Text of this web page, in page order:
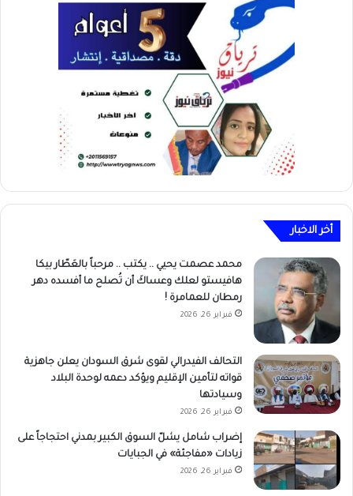
أخر الاخبار
محمد عصمت يحيي .. يكتب .. مرحباً بالعَطّار بيكا
هافيستو لعلك وعساكَ أن تُصلح ما أفسده دهر
رمطان للعمامرة !
فبراير 26, 2026
التحالف الفيدرالي لقوى شرق السودان يعلن جاهزية
قواته لتأمين الإقليم ويؤكد دعمه لوحدة البلاد
وسيادتها
فبراير 26, 2026
إضراب شامل يشلّ السوق الكبير بمدني احتجاجاً على
زيادات «مفاجئة» في الجبايات
فبراير 26, 2026